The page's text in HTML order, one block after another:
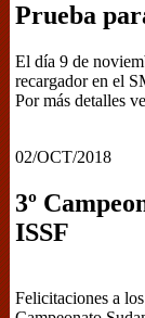
Prueba
El día 9 de
recargador en el
Por más detalles
02/OCT/2018
3º
ISSF
Felicitaciones a